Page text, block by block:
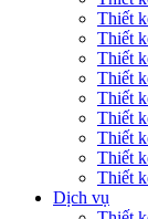
Thiết
Thiết
Thiết
Thiết
Thiết
Thiết
Thiết
Thiết
Thiết
Dịch vụ